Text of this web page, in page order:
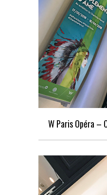
W Paris Opéra –